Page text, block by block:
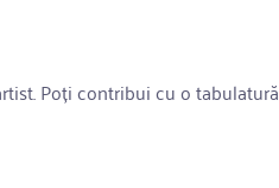
Poți contribui cu o tabulatură